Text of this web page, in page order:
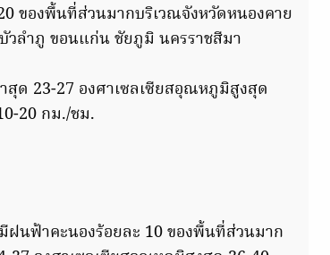
ของพื้นที่ส่วนมากบริเวณจังหวัดหนองคาย
ลำภู ขอนแก่น ชัยภูมิ นครราชสีมา
ด 23-27 องศาเซลเซียสอุณหภูมิสูงสุด
20 กม./ชม.
นฟ้าคะนองร้อยละ 10 ของพื้นที่ส่วนมาก